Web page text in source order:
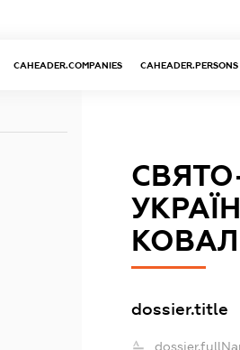
CAHEADER.COMPANIES CAHEADER.PERSONS
dossier.title